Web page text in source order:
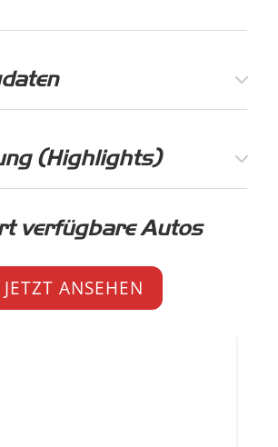
(Highlights)
verfügbare Autos
JETZT ANSEHEN